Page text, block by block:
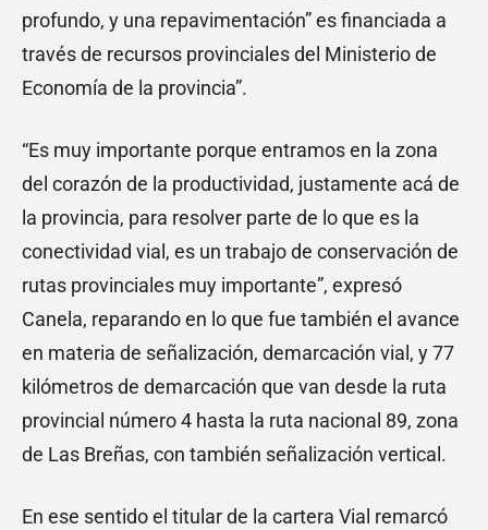
profundo, y una repavimentación” es financiada a
través de recursos provinciales del Ministerio de
Economía de la provincia”.
“Es muy importante porque entramos en la zona
del corazón de la productividad, justamente acá de
la provincia, para resolver parte de lo que es la
conectividad vial, es un trabajo de conservación de
rutas provinciales muy importante”, expresó
Canela, reparando en lo que fue también el avance
en materia de señalización, demarcación vial, y 77
kilómetros de demarcación que van desde la ruta
provincial número 4 hasta la ruta nacional 89, zona
de Las Breñas, con también señalización vertical.
En ese sentido el titular de la cartera Vial remarcó